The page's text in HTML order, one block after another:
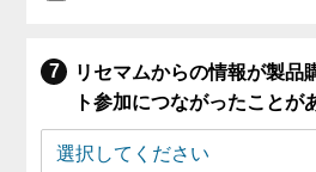
リセマムからの情報が製品
ト参加につながったことが